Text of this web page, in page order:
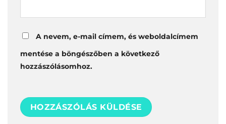
A nevem, e-mail címem, és weboldalcímem
mentése a böngészőben a következő
hozzászólásomhoz.